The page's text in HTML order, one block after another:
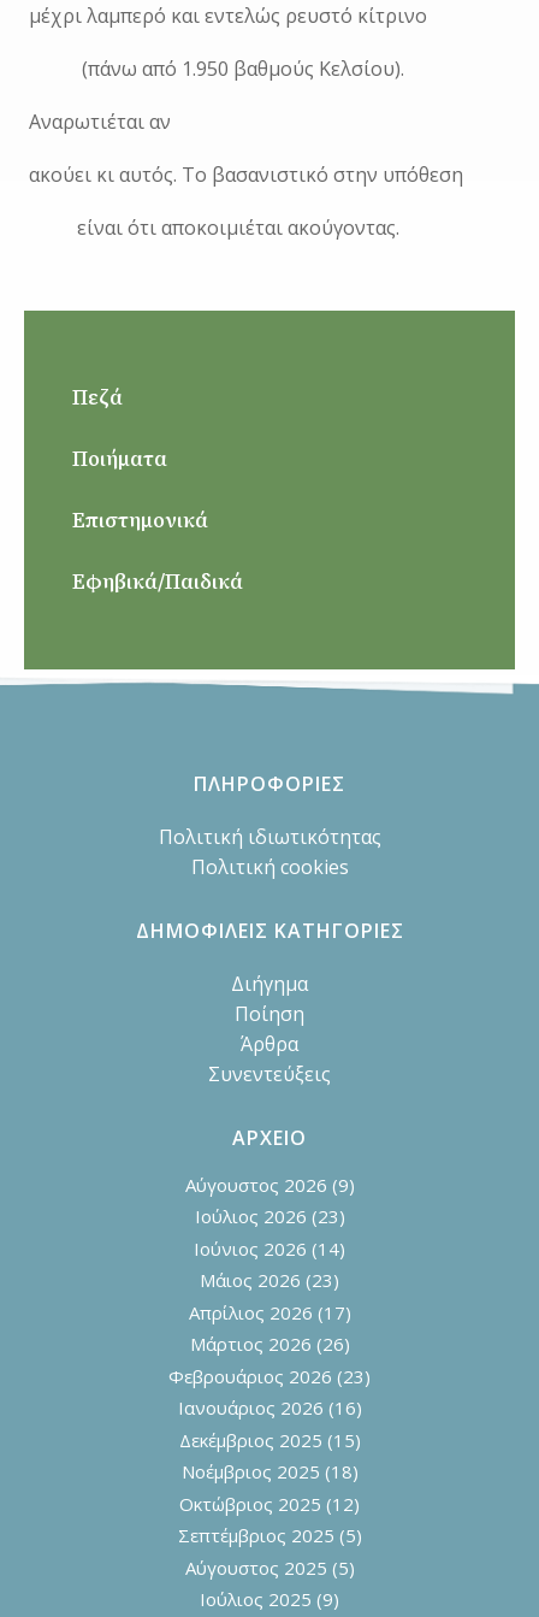
Πεζά
Ποιήματα
Επιστημονικά
Εφηβικά/Παιδικά
μέχρι λαμπερό και εντελώς ρευστό κίτρινο
(πάνω από 1.950 βαθμούς Κελσίου).
Αναρωτιέται αν
ακούει κι αυτός. Το βασανιστικό στην υπόθεση
είναι ότι αποκοιμιέται ακούγοντας.
ΠΛΗΡΟΦΟΡΙΕΣ
Πολιτική ιδιωτικότητας
Πολιτική cookies
ΔΗΜΟΦΙΛΕΙΣ ΚΑΤΗΓΟΡΙΕΣ
Διήγημα
Ποίηση
Άρθρα
Συνεντεύξεις
ΑΡΧΕΙΟ
Αύγουστος 2026 (9)
Ιούλιος 2026 (23)
Ιούνιος 2026 (14)
Μάιος 2026 (23)
Απρίλιος 2026 (17)
Μάρτιος 2026 (26)
Φεβρουάριος 2026 (23)
Ιανουάριος 2026 (16)
Δεκέμβριος 2025 (15)
Νοέμβριος 2025 (18)
Οκτώβριος 2025 (12)
Σεπτέμβριος 2025 (5)
Αύγουστος 2025 (5)
Ιούλιος 2025 (9)